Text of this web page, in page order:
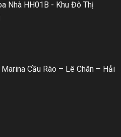
Nhà HH01B - Khu Đô Thị
Cầu Rào – Lê Chân – Hải